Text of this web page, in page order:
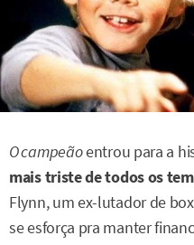
O campeãoentrou para a
mais triste de todos os
Flynn, um ex-lutador de
se esforça pra manter